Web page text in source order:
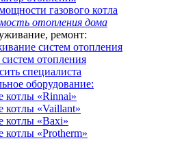
газового котла
отопления дома
ремонт:
систем отопления
отопления
специалиста
оборудование:
котлы «Rinnai»
котлы «Vaillant»
котлы «Baxi»
котлы «Protherm»